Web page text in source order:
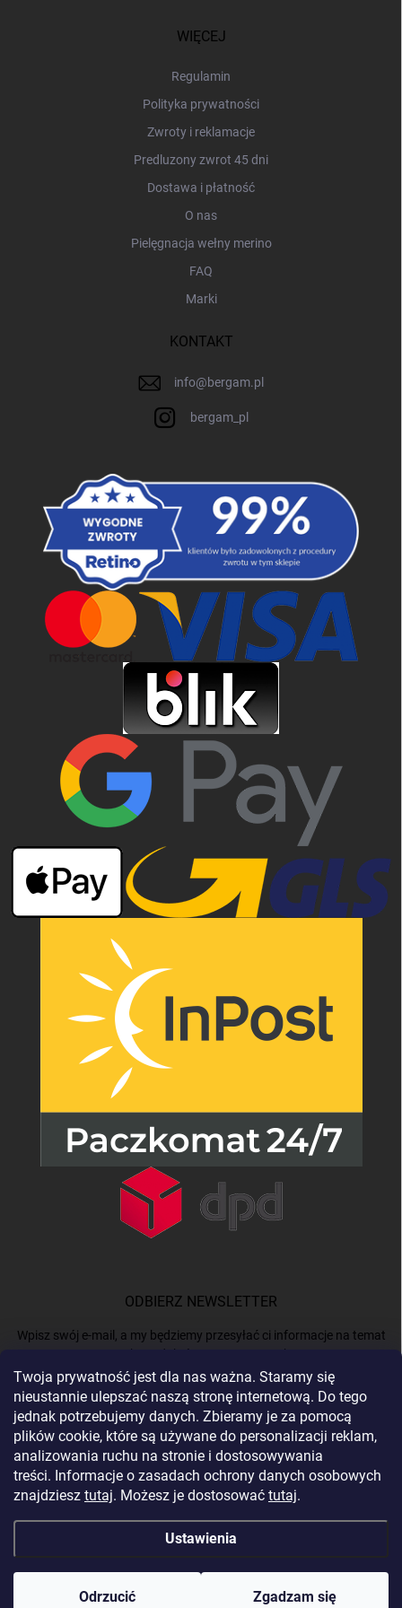
Twoja prywatność jest dla nas ważna. Staramy się
nieustannie ulepszać naszą stronę internetową. Do tego
jednak potrzebujemy danych. Zbieramy je za pomocą
plików cookie, które są używane do personalizacji reklam,
analizowania ruchu na stronie i dostosowywania
treści. Informacje o zasadach ochrony danych osobowych
znajdziesz tutaj. Możesz je dostosować tutaj.
Ustawienia
Odrzucić Zgadzam się
WIĘCEJ
Regulamin
Polityka prywatności
Zwroty i reklamacje
Predluzony zwrot 45 dni
Dostawa i płatność
O nas
Pielęgnacja wełny merino
FAQ
Marki
KONTAKT
info@bergam.pl
bergam_pl
ODBIERZ NEWSLETTER
Wpisz swój e-mail, a my będziemy przesyłać ci informacje na temat
nowych produktów na naszym e-shop.
E-MAIL
Podając e-mail, akceptujeszpolitykę prywatności.
Zaloguj się
Copyright 2026BERGAM. Wszystkie prawa zastrzeżone.Edytuj ustawienia